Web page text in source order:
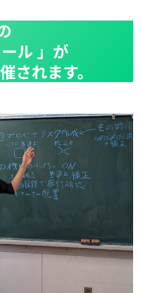
ル 」が
されます。